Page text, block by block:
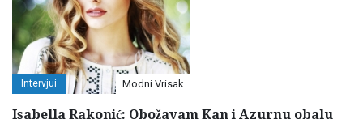
Intervjui Modni Vrisak
Isabella Rakonić: Obožavam Kan i Azurnu obalu